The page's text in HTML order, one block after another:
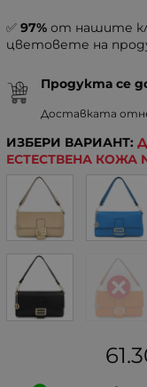
✅ 97% от нашите
цветовете на
Продукта се
Доставката
ИЗБЕРИ ВАРИАНТ:
ЕСТЕСТВЕНА КОЖА